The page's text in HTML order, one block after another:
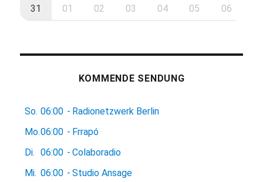
31 01 02 03 04 05 06
KOMMENDE SENDUNG
So. 06:00 - Radionetzwerk Berlin
Mo.06:00 - Frrapó
Di.
06:00 - Colaboradio
Mi. 06:00 - Studio Ansage